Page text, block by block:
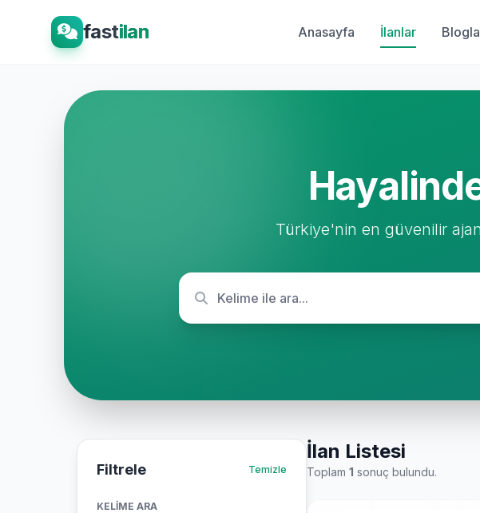
fastilan Anasayfa İlanlar
Türkiye'nin en güvenilir
Filtrele Temizle
KELIME ARA
İlan Listesi
Toplam 1 sonuç bulundu.